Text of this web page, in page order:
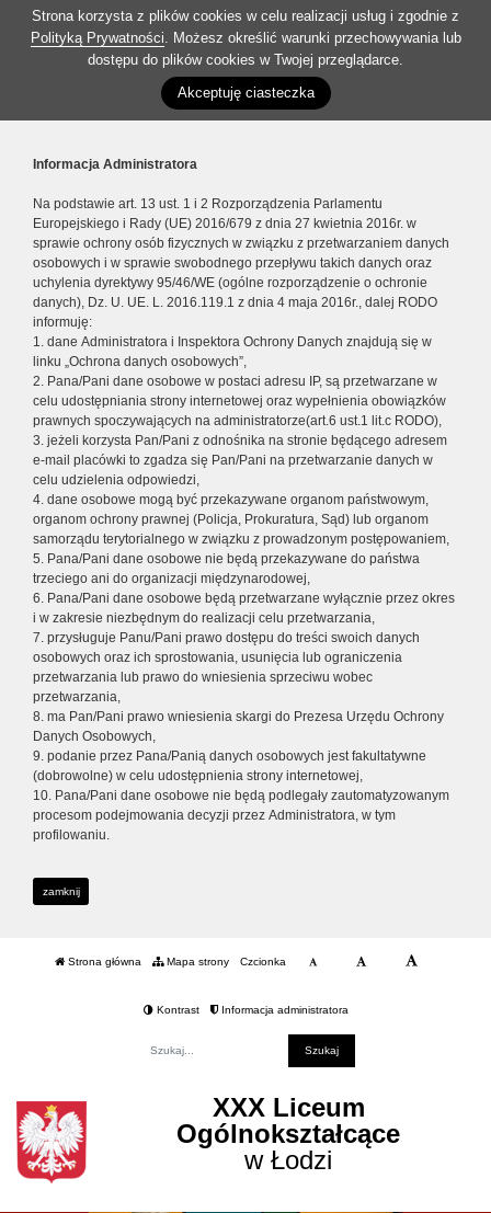
Strona korzysta z plików cookies w celu realizacji usług i zgodnie z
Polityką Prywatności. Możesz określić warunki przechowywania lub
dostępu do plików cookies w Twojej przeglądarce.
Akceptuję ciasteczka
Informacja Administratora
Na podstawie art. 13 ust. 1 i 2 Rozporządzenia Parlamentu
Europejskiego i Rady (UE) 2016/679 z dnia 27 kwietnia 2016r. w
sprawie ochrony osób fizycznych w związku z przetwarzaniem danych
osobowych i w sprawie swobodnego przepływu takich danych oraz
uchylenia dyrektywy 95/46/WE (ogólne rozporządzenie o ochronie
danych), Dz. U. UE. L. 2016.119.1 z dnia 4 maja 2016r., dalej RODO
informuję:
1. dane Administratora i Inspektora Ochrony Danych znajdują się w
linku „Ochrona danych osobowych”,
2. Pana/Pani dane osobowe w postaci adresu IP, są przetwarzane w
celu udostępniania strony internetowej oraz wypełnienia obowiązków
prawnych spoczywających na administratorze(art.6 ust.1 lit.c RODO),
3. jeżeli korzysta Pan/Pani z odnośnika na stronie będącego adresem
e-mail placówki to zgadza się Pan/Pani na przetwarzanie danych w
celu udzielenia odpowiedzi,
4. dane osobowe mogą być przekazywane organom państwowym,
organom ochrony prawnej (Policja, Prokuratura, Sąd) lub organom
samorządu terytorialnego w związku z prowadzonym postępowaniem,
5. Pana/Pani dane osobowe nie będą przekazywane do państwa
trzeciego ani do organizacji międzynarodowej,
6. Pana/Pani dane osobowe będą przetwarzane wyłącznie przez okres
i w zakresie niezbędnym do realizacji celu przetwarzania,
7. przysługuje Panu/Pani prawo dostępu do treści swoich danych
osobowych oraz ich sprostowania, usunięcia lub ograniczenia
przetwarzania lub prawo do wniesienia sprzeciwu wobec
przetwarzania,
8. ma Pan/Pani prawo wniesienia skargi do Prezesa Urzędu Ochrony
Danych Osobowych,
9. podanie przez Pana/Panią danych osobowych jest fakultatywne
(dobrowolne) w celu udostępnienia strony internetowej,
10. Pana/Pani dane osobowe nie będą podlegały zautomatyzowanym
procesom podejmowania decyzji przez Administratora, w tym
profilowaniu.
zamknij
Strona główna Mapa strony Czcionka
Kontrast Informacja administratora
XXX Liceum
Ogólnokształcące
w Łodzi